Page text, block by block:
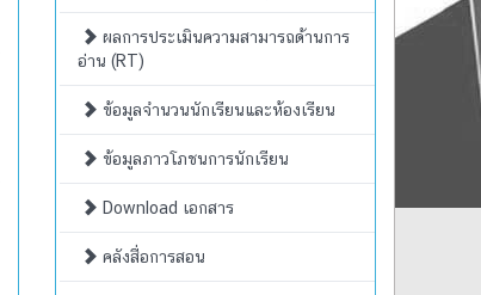
ผลการประเมินความสามารถด้านการ
อ่าน (RT)
ข้อมูลจำนวนนักเรียนและห้องเรียน
ข้อมูลภาวโภชนการนักเรียน
Download เอกสาร
คลังสื่อการสอน